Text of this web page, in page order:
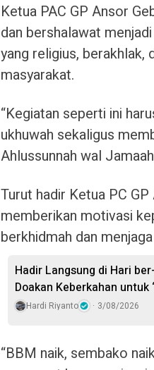
Ketua PAC GP Ansor
dan bershalawat
yang religius, berakhlak,
masyarakat.
“Kegiatan seperti ini
ukhuwah sekaligus
Ahlussunnah wal
Turut hadir Ketua PC
memberikan motivasi
berkhidmah dan
Hadir Langsung di Hari
Doakan Keberkahan untuk
Hardi Riyanto 3/08/2026
“BBM naik, sembako